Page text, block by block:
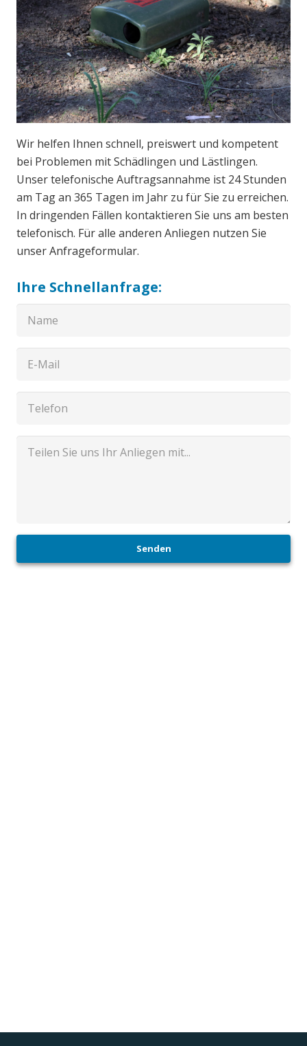
Wir helfen Ihnen schnell, preiswert und kompetent
bei Problemen mit Schädlingen und Lästlingen.
Unser telefonische Auftragsannahme ist 24 Stunden
am Tag an 365 Tagen im Jahr zu für Sie zu erreichen.
In dringenden Fällen kontaktieren Sie uns am besten
telefonisch. Für alle anderen Anliegen nutzen Sie
unser Anfrageformular.
Ihre Schnellanfrage:
Senden